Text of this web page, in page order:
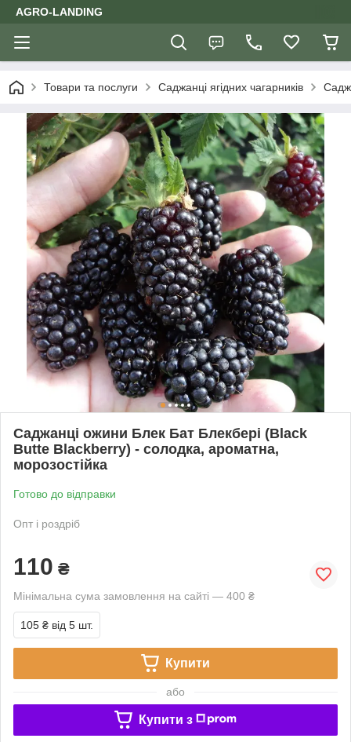
AGRO-LANDING
Товари та послуги Саджанці ягідних чагарників
Саджанці ожини Блек Бат Блекбері (Black
Butte Blackberry) - солодка, ароматна,
морозостійка
Готово до відправки
Опт і роздріб
110 ₴
Мінімальна сума замовлення на сайті — 400 ₴
105 ₴ від 5 шт.
Купити
або
Купити з